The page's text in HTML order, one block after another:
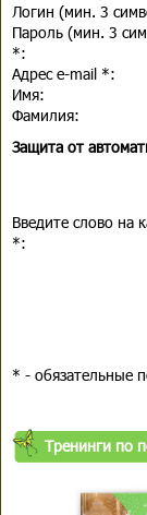
Логин (мин. 3
Пароль (мин. 3
*:
Адрес e-mail *:
Имя:
Фамилия:
Защита от
Введите слово на
*:
* - обязательные
Тренинги по